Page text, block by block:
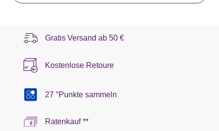
Gratis Versand ab 50 €
Kostenlose Retoure
27 °Punkte sammeln
Ratenkauf **